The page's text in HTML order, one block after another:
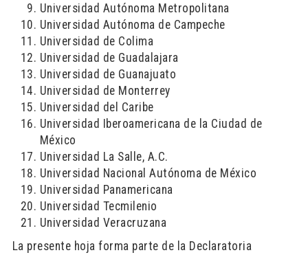
Universidad Autónoma Metropolitana
Universidad Autónoma de Campeche
Universidad de Colima
Universidad de Guadalajara
Universidad de Guanajuato
Universidad de Monterrey
Universidad del Caribe
Universidad Iberoamericana de la Ciudad de
México
Universidad La Salle, A.C.
Universidad Nacional Autónoma de México
Universidad Panamericana
Universidad Tecmilenio
Universidad Veracruzana
La presente hoja forma parte de la Declaratoria